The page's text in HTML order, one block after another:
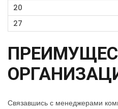
20
27
Связавшись с менеджерами